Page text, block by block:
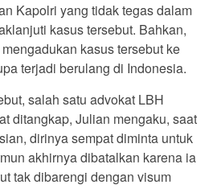
Kapolri yang tidak tegas dalam
kasus tersebut. Bahkan,
kasus tersebut ke
terjadi berulang di Indonesia.
salah satu advokat LBH
ditangkap, Julian mengaku, saat
dirinya sempat diminta untuk
akhirnya dibatalkan karena ia
tak dibarengi dengan visum